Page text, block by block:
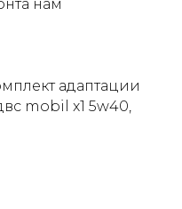
нам
адаптации
mobil x1 5w40,